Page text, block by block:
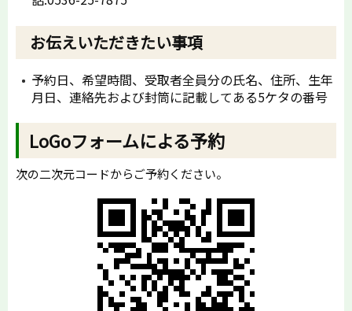
お伝えいただきたい事項
予約日、希望時間、受取者全員分の氏名、住所、生年
月日、連絡先および封筒に記載してある5ケタの番号
LoGoフォームによる予約
次の二次元コードからご予約ください。